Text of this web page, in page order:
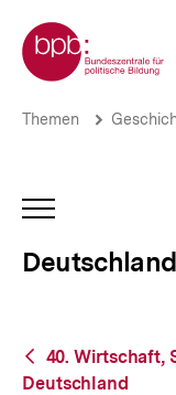
zum
Seiteninhalt
springen
Zur Startseite der bpb
23.
Deutschland-
Chronik
2000
Themen
Zurück
zur
40. Wirtschaft,
Deutschland